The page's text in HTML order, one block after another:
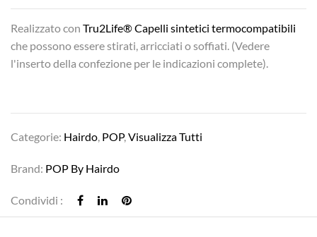
Realizzato con Tru2Life® Capelli sintetici termocompatibili
che possono essere stirati, arricciati o soffiati. (Vedere
l'inserto della confezione per le indicazioni complete).
Categorie: Hairdo, POP,Visualizza Tutti
Brand: POP By Hairdo
Condividi :